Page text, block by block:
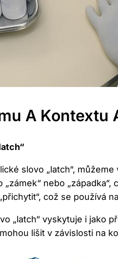
A Kontextu
slovo „latch“,
„zámek“ nebo
což se
„latch“ vyskytuje i jako
lišit v závislosti na